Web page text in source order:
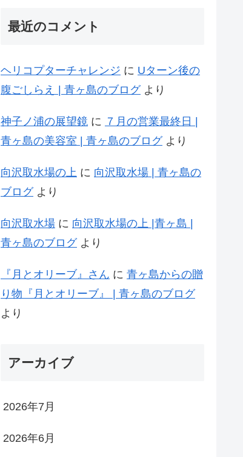
最近のコメント
ヘリコプターチャレンジ に Uターン後の
腹ごしらえ | 青ヶ島のブログより
神子ノ浦の展望鏡 に ７月の営業最終日 |
青ヶ島の美容室 | 青ヶ島のブログより
向沢取水場の上 に 向沢取水場 | 青ヶ島の
ブログより
向沢取水場 に 向沢取水場の上 |青ヶ島 |
青ヶ島のブログより
『月とオリーブ』さん に 青ヶ島からの贈
り物『月とオリーブ』 | 青ヶ島のブログ
より
アーカイブ
2026年7月
2026年6月